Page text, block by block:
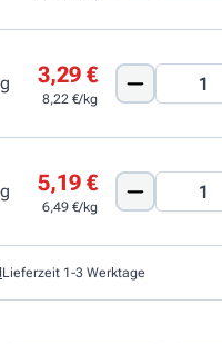
3,29 €
8,22 €/kg
5,19 €
6,49 €/kg
Lieferzeit 1-3 Werktage